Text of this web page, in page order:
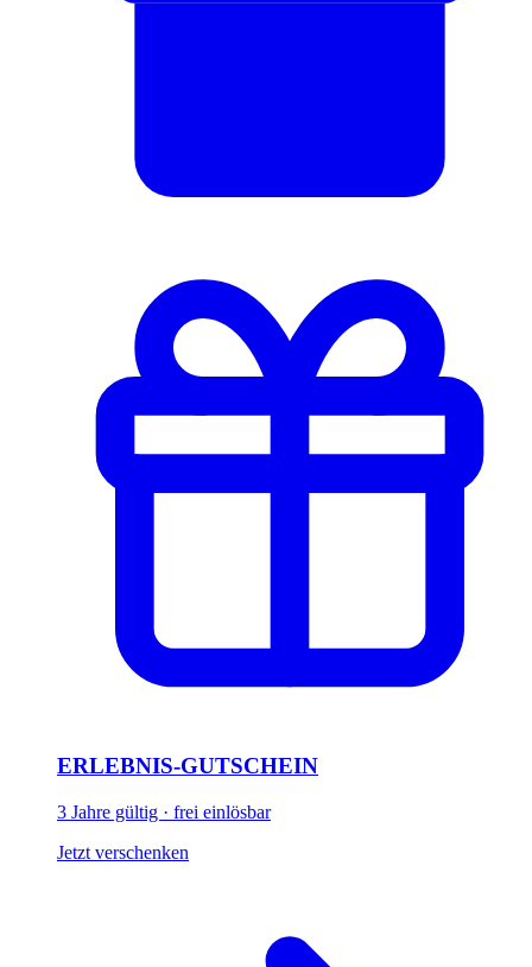
ERLEBNIS-GUTSCHEIN
3 Jahre gültig · frei einlösbar
Jetzt verschenken